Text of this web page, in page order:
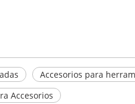
Accesorios para
Accesorios